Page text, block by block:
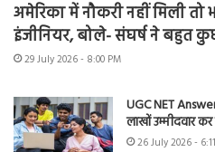
अमेरिका में नौकरी नहीं मिली तो
इंजीनियर, बोले- संघर्ष ने बहुत
29 July 2026 - 8:00 PM
UGC NET
लाखों उम्मीदवार
26 July 2026 -